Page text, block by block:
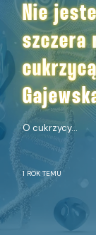
Nie
szczera
O cukrzycy...
1 ROK TEMU